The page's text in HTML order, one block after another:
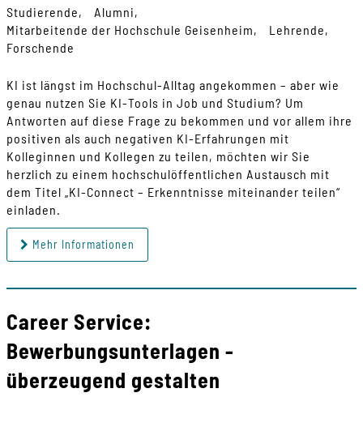
Studierende
Alumni
Mitarbeitende der Hochschule Geisenheim
Lehrende
Forschende
KI ist längst im Hochschul-Alltag angekommen – aber wie
genau nutzen Sie KI-Tools in Job und Studium? Um
Antworten auf diese Frage zu bekommen und vor allem ihre
positiven als auch negativen KI-Erfahrungen mit
Kolleginnen und Kollegen zu teilen, möchten wir Sie
herzlich zu einem hochschulöffentlichen Austausch mit
dem Titel „KI-Connect – Erkenntnisse miteinander teilen“
einladen.
Mehr Informationen
Career Service:
Bewerbungsunterlagen -
überzeugend gestalten